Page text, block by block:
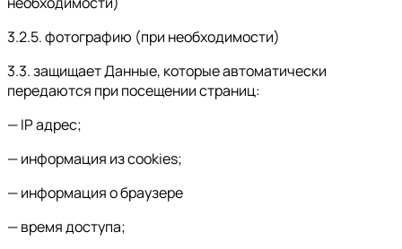
3.2.5. фотографию (при необходимости)
3.3. защищает Данные, которые автоматически
передаются при посещении страниц:
— IP адрес;
— информация из cookies;
— информация о браузере
— время доступа;